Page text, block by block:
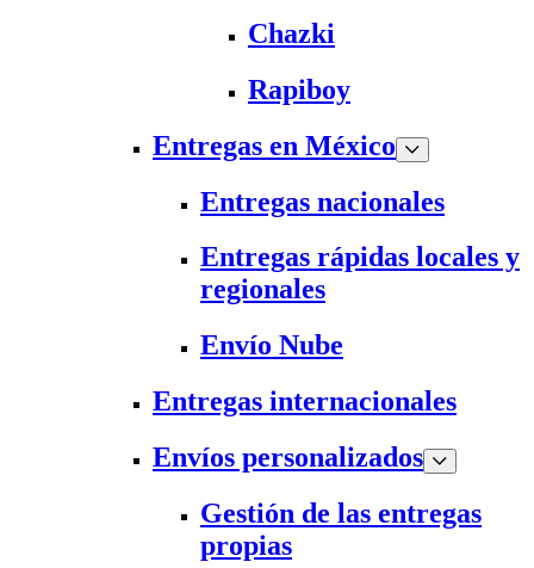
Chazki
Rapiboy
Entregas en México
Entregas nacionales
Entregas rápidas locales y
regionales
Envío Nube
Entregas internacionales
Envíos personalizados
Gestión de las entregas
propias